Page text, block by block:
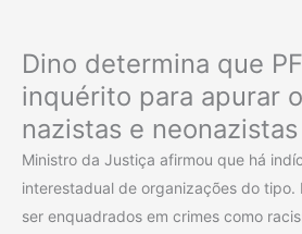
Dino determina que
inquérito para apurar
nazistas e neonazistas
Ministro da Justiça afirmou que há
interestadual de organizações do tipo.
ser enquadrados em crimes como